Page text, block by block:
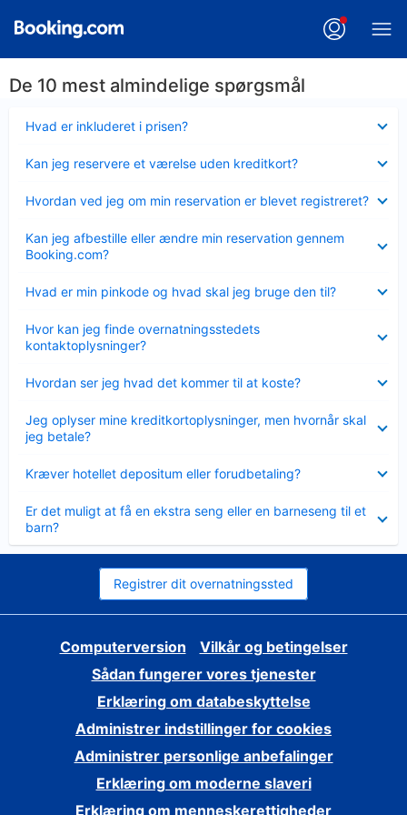
De 10 mest almindelige spørgsmål
Hvad er inkluderet i prisen?
Kan jeg reservere et værelse uden kreditkort?
Hvordan ved jeg om min reservation er blevet registreret?
Kan jeg afbestille eller ændre min reservation gennem
Booking.com?
Hvad er min pinkode og hvad skal jeg bruge den til?
Hvor kan jeg finde overnatningsstedets
kontaktoplysninger?
Hvordan ser jeg hvad det kommer til at koste?
Jeg oplyser mine kreditkortoplysninger, men hvornår skal
jeg betale?
Kræver hotellet depositum eller forudbetaling?
Er det muligt at få en ekstra seng eller en barneseng til et
barn?
Registrer dit overnatningssted
Computerversion
Vilkår og betingelser
Sådan fungerer vores tjenester
Erklæring om databeskyttelse
Administrer indstillinger for cookies
Administrer personlige anbefalinger
Erklæring om moderne slaveri
Erklæring om menneskerettigheder